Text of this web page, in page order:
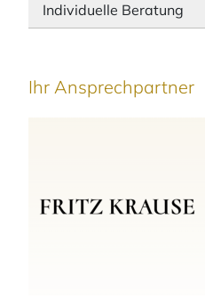
Ihr Ansprechpartner
Individuelle Beratung